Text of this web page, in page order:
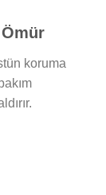
Ömür
koruma